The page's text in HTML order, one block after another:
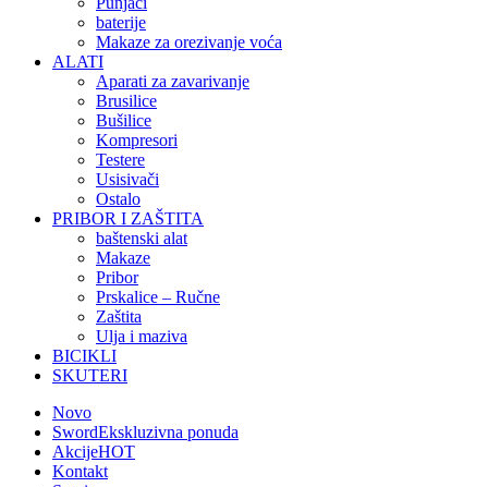
baterije
Makaze za orezivanje voća
ALATI
Aparati za zavarivanje
Brusilice
Bušilice
Kompresori
Testere
Usisivači
Ostalo
PRIBOR I ZAŠTITA
baštenski alat
Makaze
Pribor
Prskalice – Ručne
Zaštita
Ulja i maziva
BICIKLI
SKUTERI
Novo
SwordEkskluzivna ponuda
AkcijeHOT
Kontakt